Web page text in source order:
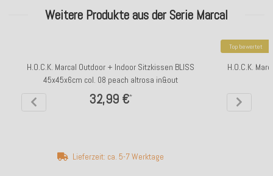
Weitere Produkte aus der Serie Marcal
H.O.C.K. Marcal Outdoor + Indoor Sitzkissen BLISS
45x45x6cm col. 08 peach altrosa in&out
32,99 €*
Lieferzeit: ca. 5-7 Werktage
Top bewertet
H.O.C.K.